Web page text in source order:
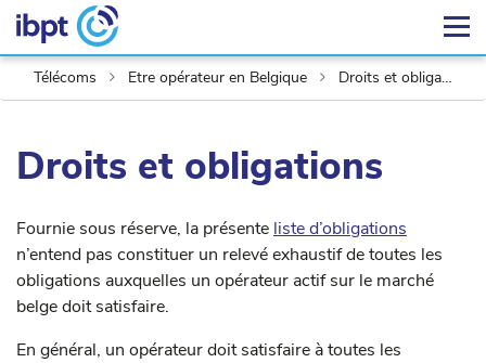
Télécoms Etre opérateur en Belgique Droits et obligations
Droits et obligations
Fournie sous réserve, la présente liste d’obligations
n’entend pas constituer un relevé exhaustif de toutes les
obligations auxquelles un opérateur actif sur le marché
belge doit satisfaire.
En général, un opérateur doit satisfaire à toutes les